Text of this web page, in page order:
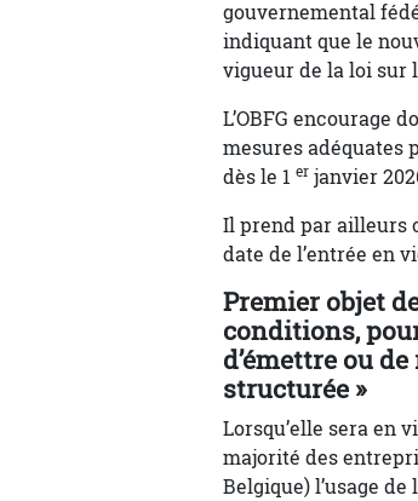
gouvernemental
indiquant que le
vigueur de la loi sur
L’OBFG encourage
mesures adéquates
dès le 1 er janvier
Il prend par ailleurs
date de l’entrée en
Premier objet
conditions,
d’émettre ou
structurée »
Lorsqu’elle sera en
majorité des
Belgique) l’usage